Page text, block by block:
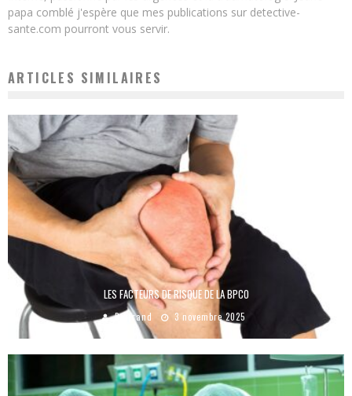
papa comblé j'espère que mes publications sur detective-
sante.com pourront vous servir.
ARTICLES SIMILAIRES
LES FACTEURS DE RISQUE DE LA BPCO
Bertrand 3 novembre 2025